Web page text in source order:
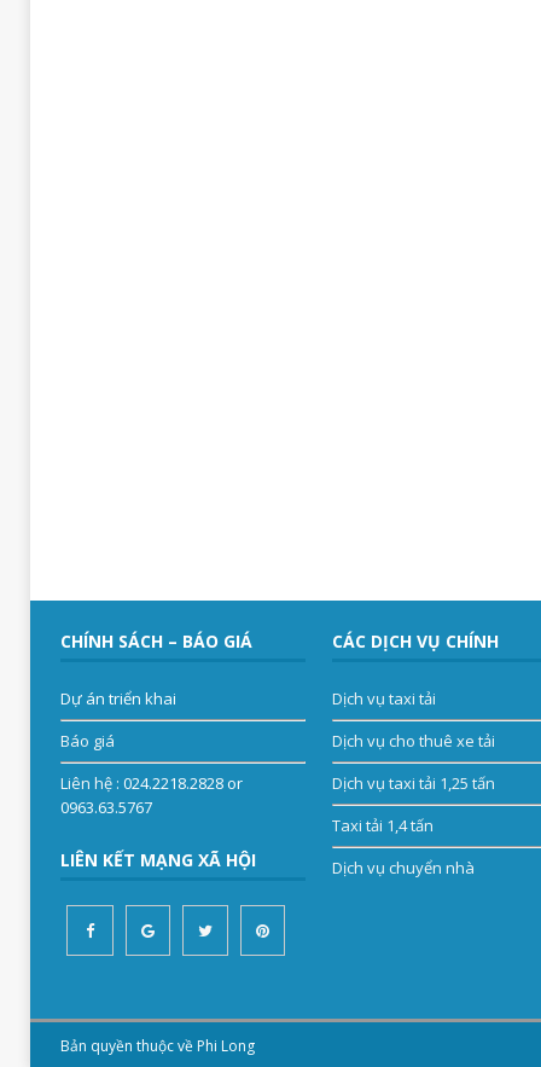
CHÍNH SÁCH – BÁO GIÁ
Dự án triển khai
Báo giá
Liên hệ: 024.2218.2828 or
0963.63.5767
LIÊN KẾT MẠNG XÃ HỘI
CÁC DỊCH VỤ CHÍNH
Dịch vụ taxi tải
Dịch vụ cho thuê xe tải
Dịch vụ taxi tải 1,25 tấn
Taxi tải 1,4 tấn
Dịch vụ chuyển nhà
Bản quyền thuộc về Phi Long